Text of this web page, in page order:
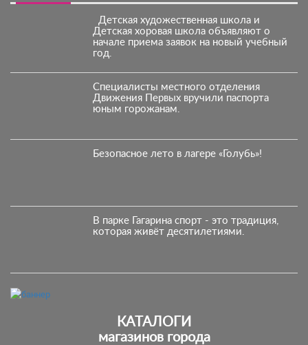
Детская художественная школа и
Детская хоровая школа объявляют о
начале приема заявок на новый учебный
год.
Специалисты местного отделения
Движения Первых вручили паспорта
юным горожанам.
Безопасное лето в лагере «Голубь»!
В парке Гагарина спорт - это традиция,
которая живёт десятилетиями.
КАТАЛОГИ
магазинов города